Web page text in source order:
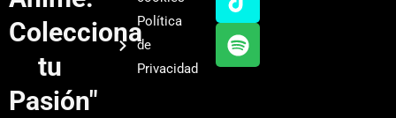
Colecciona
tu
Pasión"
Política
de
Privacidad
b
e
g
r
a
k
f
y